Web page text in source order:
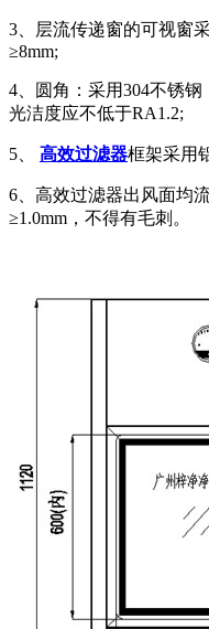
3、层流传递窗的可视窗
≥8mm;
4、圆角：采用304不锈
光洁度应不低于RA1.2;
5、 高效过滤器框架采用
6、高效过滤器出风面均
≥1.0mm，不得有毛刺。